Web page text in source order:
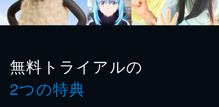
無料トライアルの
2つの特典